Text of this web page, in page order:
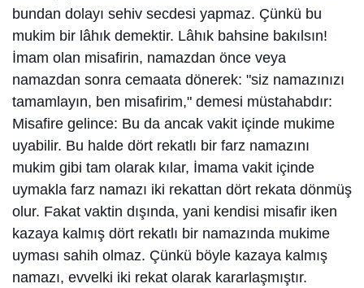
bundan dolayı sehiv secdesi yapmaz. Çünkü bu
mukim bir lâhık demektir. Lâhık bahsine bakılsın!
İmam olan misafirin, namazdan önce veya
namazdan sonra cemaata dönerek: "siz namazınızı
tamamlayın, ben misafirim," demesi müstahabdır:
Misafire gelince: Bu da ancak vakit içinde mukime
uyabilir. Bu halde dört rekatlı bir farz namazını
mukim gibi tam olarak kılar, İmama vakit içinde
uymakla farz namazı iki rekattan dört rekata dönmüş
olur. Fakat vaktin dışında, yani kendisi misafir iken
kazaya kalmış dört rekatlı bir namazında mukime
uyması sahih olmaz. Çünkü böyle kazaya kalmış
namazı, evvelki iki rekat olarak kararlaşmıştır.